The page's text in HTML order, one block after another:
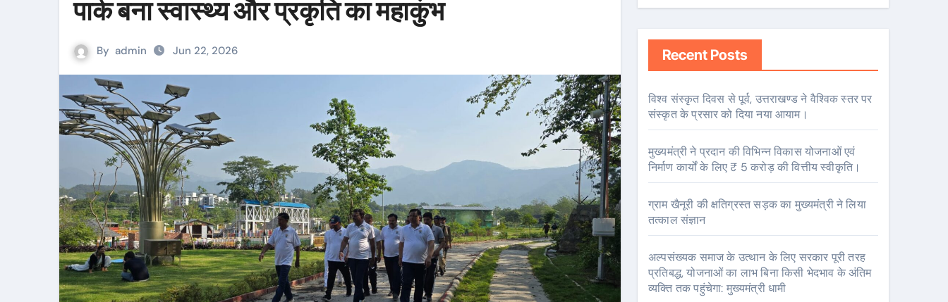
पार्क बना स्वास्थ्य और प्रकृति का महाकुंभ
By admin Jun 22, 2026 Recent Posts
विश्व संस्कृत दिवस से पूर्व, उत्तराखण्ड ने वैश्विक स्तर पर
संस्कृत के प्रसार को दिया नया आयाम।
मुख्यमंत्री ने प्रदान की विभिन्न विकास योजनाओं एवं
निर्माण कार्यों के लिए ₹ 5 करोड़ की वित्तीय स्वीकृति।
ग्राम खैनूरी की क्षतिग्रस्त सड़क का मुख्यमंत्री ने लिया
तत्काल संज्ञान
अल्पसंख्यक समाज के उत्थान के लिए सरकार पूरी तरह
प्रतिबद्ध, योजनाओं का लाभ बिना किसी भेदभाव के अंतिम
व्यक्ति तक पहुंचेगा: मुख्यमंत्री धामी